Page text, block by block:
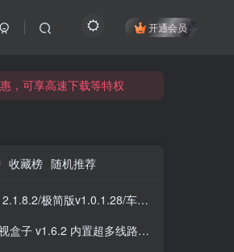
开通会员
，可享高速下载等特权
，可享高速下载等特权
收藏榜 随机推荐
v1.0.1.28/车机版v7.6.2.21 去广告解锁会员版最新可用版
子 v1.6.2 内置超多线路 免捐赠版